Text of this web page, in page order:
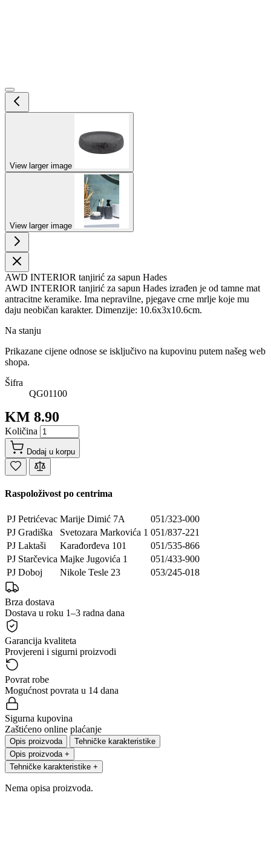
View larger image
View larger image
AWD INTERIOR tanjirić za sapun Hades
AWD INTERIOR tanjirić za sapun Hades izrađen je od tamne mat
antracitne keramike. Ima nepravilne, pjegave crne mrlje koje mu
daju neobičan karakter. Dimenzije: 10.6x3x10.6cm.
Na stanju
Prikazane cijene odnose se isključivo na kupovinu putem našeg web
shopa.
Šifra
QG01100
KM 8.90
Količina
Dodaj u korpu
Raspoloživost po centrima
PJ Petrićevac Marije Dimić 7A
051/323-000
PJ Gradiška
Svetozara Markovića 1 051/837-221
PJ Laktaši
Karađorđeva 101
051/535-866
PJ Starčevica Majke Jugovića 1
051/433-900
PJ Doboj
Nikole Tesle 23 053/245-018
Brza dostava
Dostava u roku 1–3 radna dana
Garancija kvaliteta
Provjereni i sigurni proizvodi
Povrat robe
Mogućnost povrata u 14 dana
Sigurna kupovina
Zaštićeno online plaćanje
Opis proizvoda
Tehničke karakteristike
Opis proizvoda +
Tehničke karakteristike +
Nema opisa proizvoda.